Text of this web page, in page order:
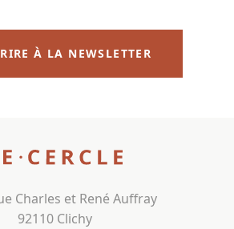
À LA NEWSLETTER
Charles et René Auffray
92110 Clichy